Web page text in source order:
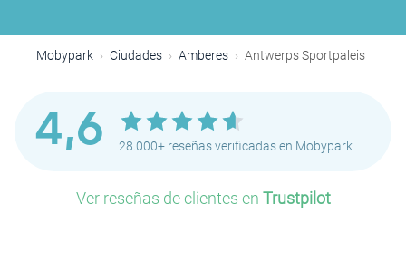
Mobypark Ciudades Amberes Antwerps Sportpaleis
4,6 28.000+ reseñas verificadas en Mobypark
Ver reseñas de clientes en Trustpilot